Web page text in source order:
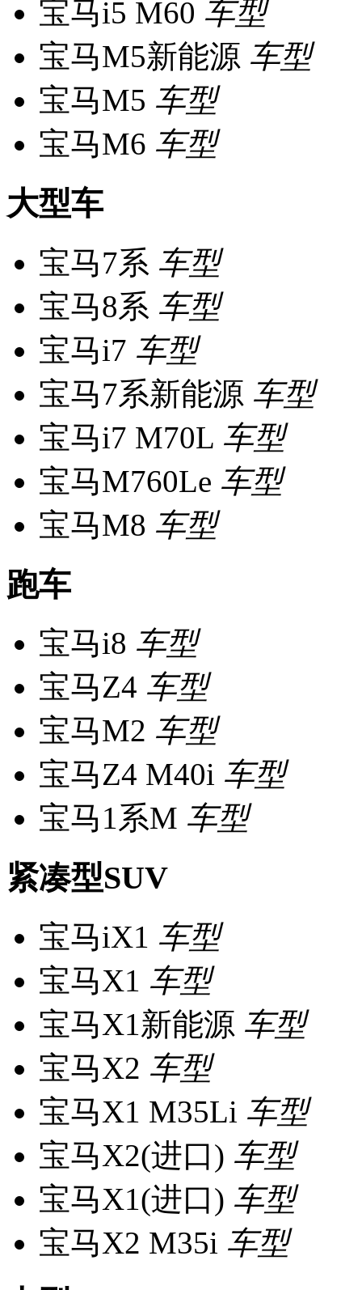
宝马i5 M60 车型
宝马M5新能源 车型
宝马M5 车型
宝马M6 车型
大型车
宝马7系 车型
宝马8系 车型
宝马i7 车型
宝马7系新能源 车型
宝马i7 M70L 车型
宝马M760Le 车型
宝马M8 车型
跑车
宝马i8 车型
宝马Z4 车型
宝马M2 车型
宝马Z4 M40i 车型
宝马1系M 车型
紧凑型SUV
宝马iX1 车型
宝马X1 车型
宝马X1新能源 车型
宝马X2 车型
宝马X1 M35Li 车型
宝马X2(进口) 车型
宝马X1(进口) 车型
宝马X2 M35i 车型